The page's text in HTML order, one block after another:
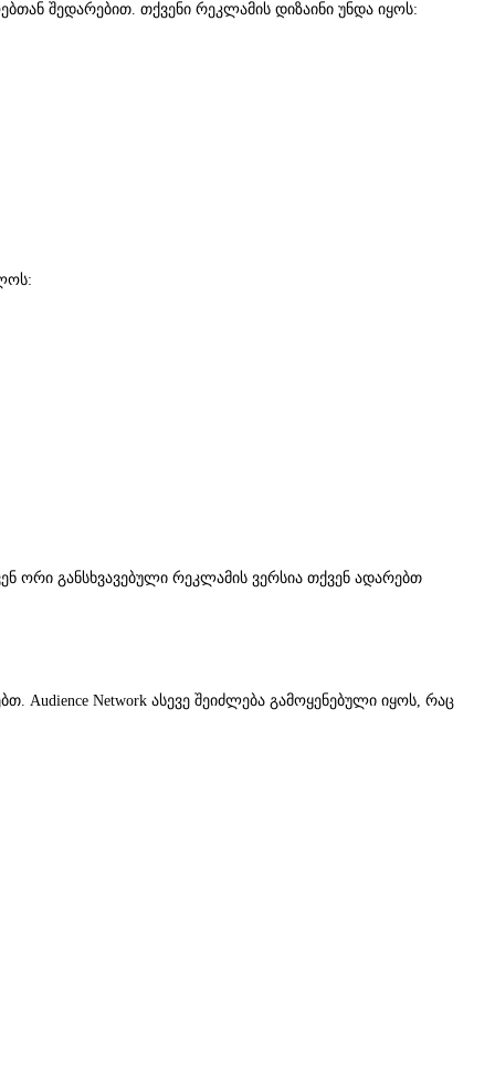
შედარებით. თქვენი რეკლამის დიზაინი უნდა იყოს:
ორი განსხვავებული რეკლამის ვერსია თქვენ ადარებთ
Audience Network ასევე შეიძლება გამოყენებული იყოს, რაც